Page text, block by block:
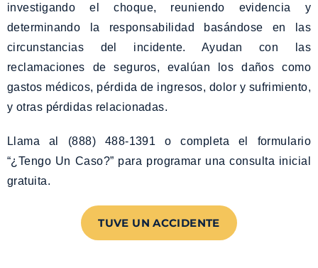
investigando el choque, reuniendo evidencia y
determinando la responsabilidad basándose en las
circunstancias del incidente. Ayudan con las
reclamaciones de seguros, evalúan los daños como
gastos médicos, pérdida de ingresos, dolor y sufrimiento,
y otras pérdidas relacionadas.
Llama al (888) 488-1391 o completa el formulario
“¿Tengo Un Caso?” para programar una consulta inicial
gratuita.
TUVE UN ACCIDENTE